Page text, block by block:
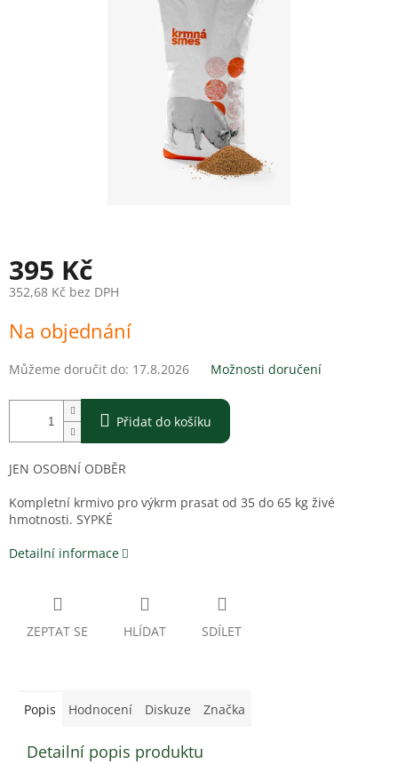
395 Kč
352,68 Kč bez DPH
cena:
Na objednání
Můžeme doručit do: 17.8.2026 Možnosti doručení
Přidat do košíku
JEN OSOBNÍ ODBĚR
Kompletní krmivo pro výkrm prasat od 35 do 65 kg živé
hmotnosti. SYPKÉ
Detailní informace
ZEPTAT SE HLÍDAT SDÍLET
Popis Hodnocení Diskuze Značka
Detailní popis produktu